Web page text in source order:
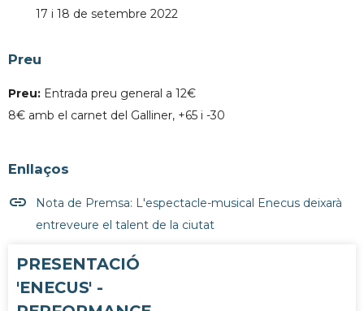
17 i 18 de setembre 2022
Preu
Preu: Entrada preu general a 12€
8€ amb el carnet del Galliner, +65 i -30
Enllaços
insert_link
Nota de Premsa: L'espectacle-musical Enecus deixarà
entreveure el talent de la ciutat
PRESENTACIÓ
'ENECUS' -